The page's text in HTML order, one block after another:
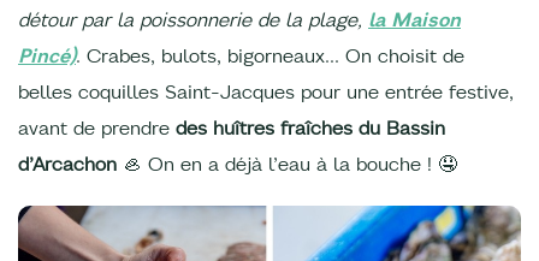
détour par la poissonnerie de la plage, la Maison
Pincé). Crabes, bulots, bigorneaux… On choisit de
belles coquilles Saint-Jacques pour une entrée festive,
avant de prendre des huîtres fraîches du Bassin
d’Arcachon 🦪 On en a déjà l’eau à la bouche ! 🤤